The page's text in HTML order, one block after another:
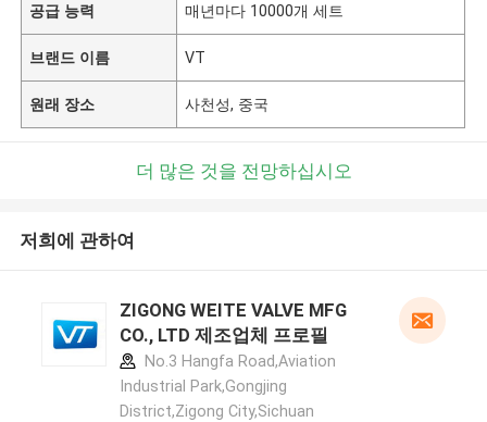
공급 능력 매년마다 10000개 세트
브랜드 이름 VT
원래 장소 사천성, 중국
더 많은 것을 전망하십시오
저희에 관하여
ZIGONG WEITE VALVE MFG
CO., LTD 제조업체 프로필
No.3 Hangfa Road,Aviation
Industrial Park,Gongjing
District,Zigong City,Sichuan